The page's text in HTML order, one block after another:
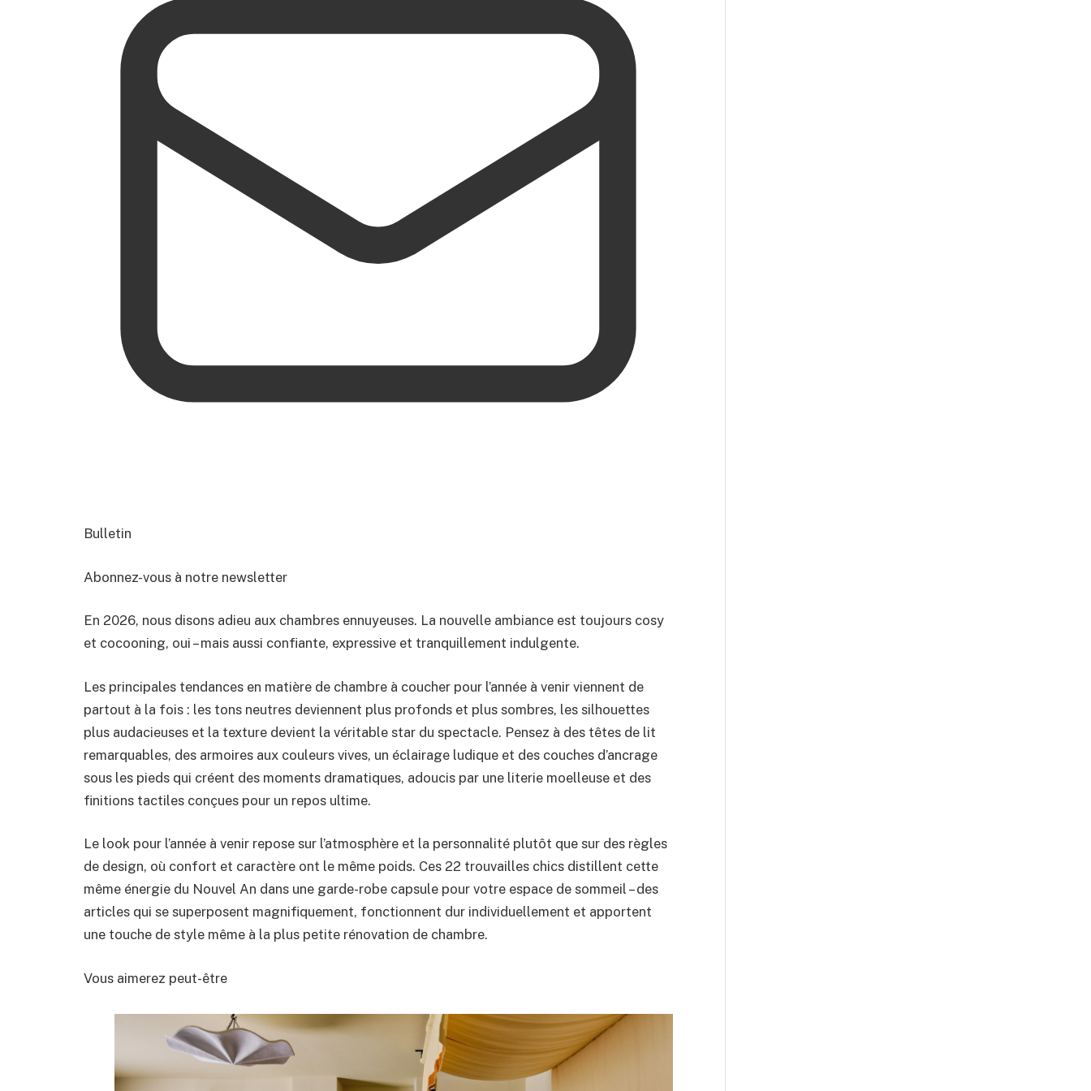
Bulletin
Abonnez-vous à notre newsletter
En 2026, nous disons adieu aux chambres ennuyeuses. La nouvelle ambiance est toujours cosy
et cocooning, oui – mais aussi confiante, expressive et tranquillement indulgente.
Les principales tendances en matière de chambre à coucher pour l’année à venir viennent de
partout à la fois : les tons neutres deviennent plus profonds et plus sombres, les silhouettes
plus audacieuses et la texture devient la véritable star du spectacle. Pensez à des têtes de lit
remarquables, des armoires aux couleurs vives, un éclairage ludique et des couches d’ancrage
sous les pieds qui créent des moments dramatiques, adoucis par une literie moelleuse et des
finitions tactiles conçues pour un repos ultime.
Le look pour l’année à venir repose sur l’atmosphère et la personnalité plutôt que sur des règles
de design, où confort et caractère ont le même poids. Ces 22 trouvailles chics distillent cette
même énergie du Nouvel An dans une garde-robe capsule pour votre espace de sommeil – des
articles qui se superposent magnifiquement, fonctionnent dur individuellement et apportent
une touche de style même à la plus petite rénovation de chambre.
Vous aimerez peut-être